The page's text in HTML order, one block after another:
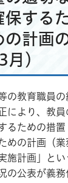
保する
の計画
）
の教育職員の
により、教
るための措
めの計画（
施計画」と
の公表が義務